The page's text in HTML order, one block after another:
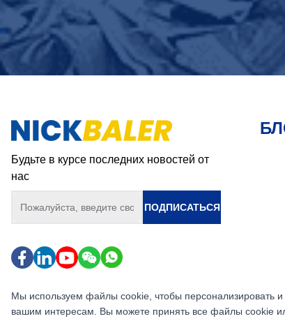
Будьте в курсе последних новостей от
нас
ПОДПИСАТЬСЯ
Мы используем файлы cookie, чтобы персонализировать и
вашим интересам. Вы можете принять все файлы cookie